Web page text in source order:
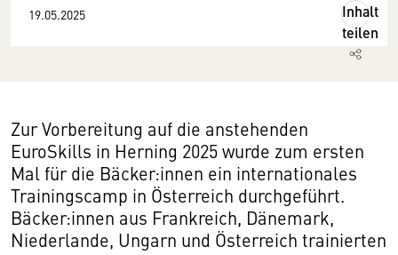
19.05.2025
Inhalt
teilen
Zur Vorbereitung auf die anstehenden
EuroSkills in Herning 2025 wurde zum ersten
Mal für die Bäcker:innen ein internationales
Trainingscamp in Österreich durchgeführt.
Bäcker:innen aus Frankreich, Dänemark,
Niederlande, Ungarn und Österreich trainierten